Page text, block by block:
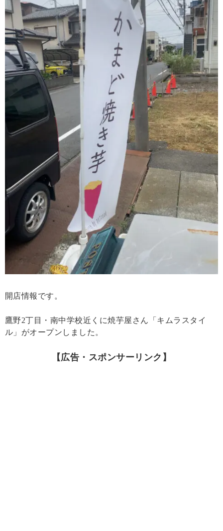
開店情報です。
鷹野2丁目・南中学校近くに焼芋屋さん「キムラスタイ
ル」がオープンしました。
【広告・スポンサーリンク】